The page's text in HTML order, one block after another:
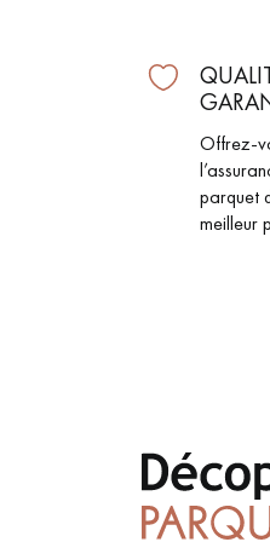
Offrez-
parquet
meilleur